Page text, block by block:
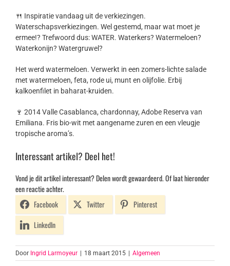
🍴 Inspiratie vandaag uit de verkiezingen.
Waterschapsverkiezingen. Wel gestemd, maar wat moet je
ermee!? Trefwoord dus: WATER. Waterkers? Watermeloen?
Waterkonijn? Watergruwel?
Het werd watermeloen. Verwerkt in een zomers-lichte salade
met watermeloen, feta, rode ui, munt en olijfolie. Erbij
kalkoenfilet in baharat-kruiden.
🍷 2014 Valle Casablanca, chardonnay, Adobe Reserva van
Emiliana. Fris bio-wit met aangename zuren en een vleugje
tropische aroma’s.
Interessant artikel? Deel het!
Vond je dit artikel interessant? Delen wordt gewaardeerd. Of laat hieronder
een reactie achter.
Facebook
Twitter
Pinterest
LinkedIn
Door Ingrid Larmoyeur | 18 maart 2015 | Algemeen